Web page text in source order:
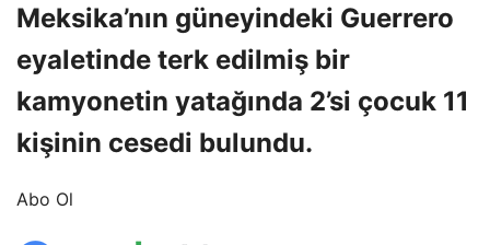
Meksika’nın güneyindeki Guerrero
eyaletinde terk edilmiş bir
kamyonetin yatağında 2’si çocuk 11
kişinin cesedi bulundu.
Abo Ol